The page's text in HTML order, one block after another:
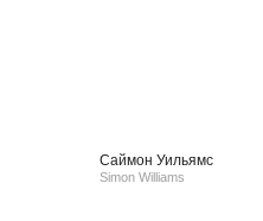
Саймон Уильямс
Simon Williams